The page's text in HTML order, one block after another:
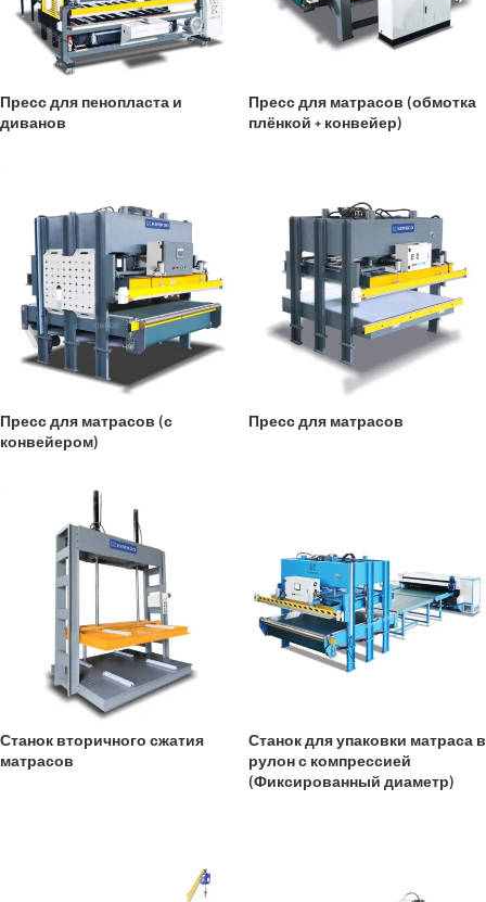
Пресс для пенопласта и
диванов
Пресс для матрасов (обмотка
плёнкой + конвейер)
Пресс для матрасов (с
конвейером)
Пресс для матрасов
Станок вторичного сжатия
матрасов
Станок для упаковки матраса в
рулон с компрессией
(Фиксированный диаметр)